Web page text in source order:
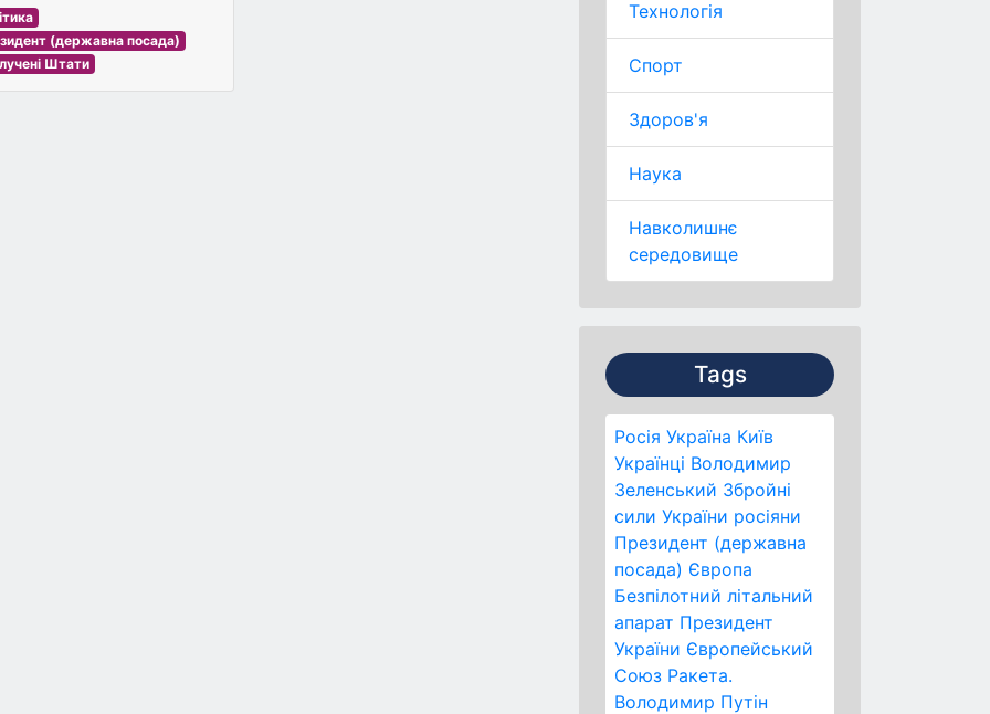
Технологія
Спорт
Здоров'я
Наука
Навколишнє
середовище
Tags
Росія Україна Київ
Українці Володимир
Зеленський Збройні
сили України росіяни
Президент (державна
посада) Європа
Безпілотний літальний
апарат Президент
України Європейський
Союз Ракета.
Володимир Путін
(державна посада)
Штати